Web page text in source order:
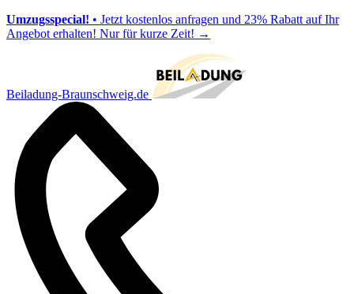
Umzugsspecial! • Jetzt kostenlos anfragen und 23% Rabatt auf Ihr
Angebot erhalten! Nur für kurze Zeit! →
Beiladung-Braunschweig.de